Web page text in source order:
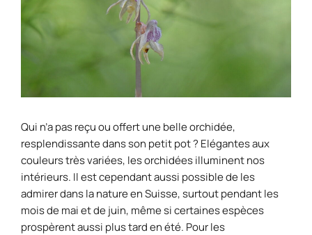
Qui n’a pas reçu ou offert une belle orchidée,
resplendissante dans son petit pot ? Elégantes aux
couleurs très variées, les orchidées illuminent nos
intérieurs. Il est cependant aussi possible de les
admirer dans la nature en Suisse, surtout pendant les
mois de mai et de juin, même si certaines espèces
prospèrent aussi plus tard en été. Pour les